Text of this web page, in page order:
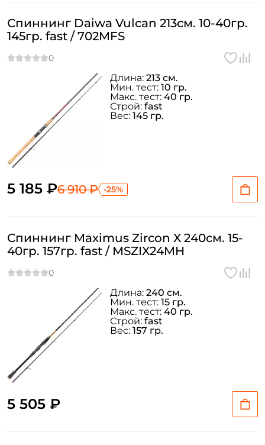
Спиннинг Daiwa Vulcan 213см. 10-40гр.
145гр. fast / 702MFS
5 185 ₽6 910 ₽ -25%
Длина: 213 см.
Мин. тест: 10 гр.
Макс. тест: 40 гр.
Строй: fast
Вес: 145 гр.
Спиннинг Maximus Zircon X 240см. 15-
40гр. 157гр. fast / MSZIX24MH
5 505 ₽
Длина: 240 см.
Мин. тест: 15 гр.
Макс. тест: 40 гр.
Строй: fast
Вес: 157 гр.